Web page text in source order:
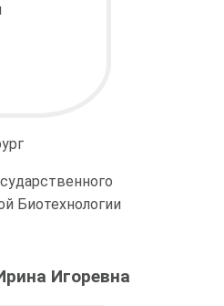
Биотехнологии
Игоревна